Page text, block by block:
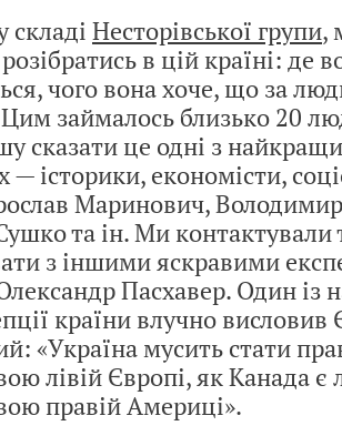
Несторівської групи,
в цій країні: де
чого вона хоче, що за
Цим займалось близько 20
сказати це одні з
— історики, економісти,
Маринович,
та ін. Ми контактували
з іншими яскравими
Пасхавер. Один із
країни влучно висловив
«Україна мусить стати
лівій Європі, як Канада є
правій Америці».